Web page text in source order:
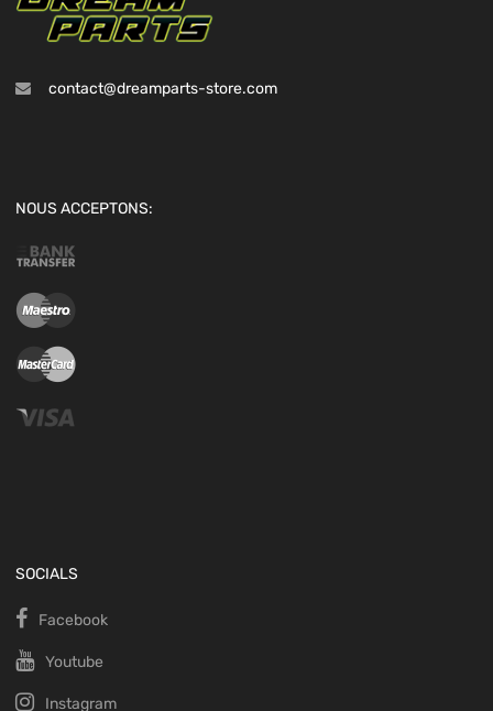
contact@dreamparts-store.com
NOUS ACCEPTONS:
SOCIALS
Facebook
Youtube
Instagram